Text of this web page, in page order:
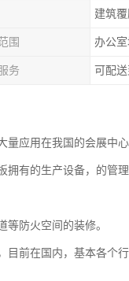
建筑
围 办公
务 可配送
应用在我国的会展中
有的生产设备，的管
防火空间的装修。
前在国内，基本各个